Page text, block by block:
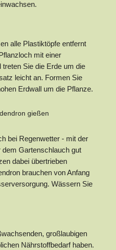
alle Plastiktöpfe entfernt
mit einer
treten Sie die Erde um die
leicht an. Formen Sie
Erdwall um die Pflanze.
bei Regenwetter - mit der
dem Gartenschlauch gut
dabei übertrieben
brauchen von Anfang
Wässern Sie
großlaubigen
Nährstoffbedarf haben.